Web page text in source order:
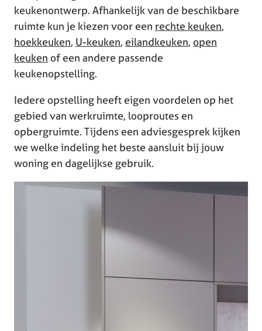
keukenontwerp. Afhankelijk van de beschikbare
ruimte kun je kiezen voor een rechte keuken,
hoekkeuken, U-keuken, eilandkeuken, open
keuken of een andere passende
keukenopstelling.
Iedere opstelling heeft eigen voordelen op het
gebied van werkruimte, looproutes en
opbergruimte. Tijdens een adviesgesprek kijken
we welke indeling het beste aansluit bij jouw
woning en dagelijkse gebruik.